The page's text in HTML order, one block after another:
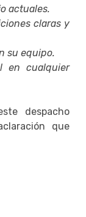
actuales.
claras y
su equipo.
en cualquier
despacho
que